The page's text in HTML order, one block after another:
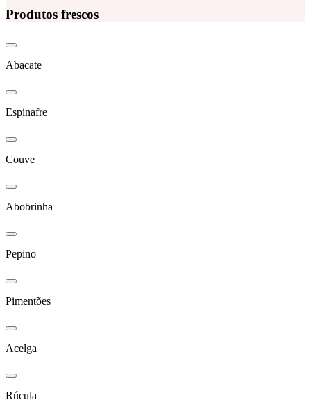
Produtos frescos
Abacate
Espinafre
Couve
Abobrinha
Pepino
Pimentões
Acelga
Rúcula